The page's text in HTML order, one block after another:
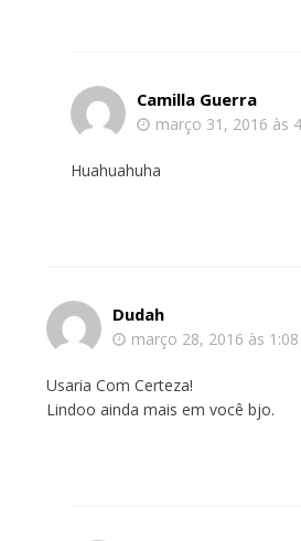
Camilla Guerra
março 31, 2016 às
Huahuahuha
Dudah
março 28, 2016 às
Usaria Com Certeza!
Lindoo ainda mais em você bjo.